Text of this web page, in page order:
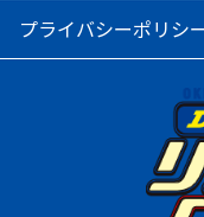
プライバシーポリシ